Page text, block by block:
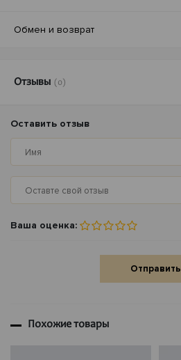
Обмен и возврат
Отзывы (0)
Оставить отзыв
Ваша оценка:
Отправить
Похожие товары